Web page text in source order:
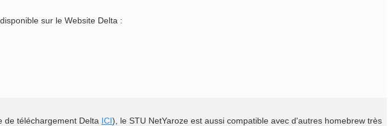
sur le Website Delta :
de téléchargement Delta ICI), le STU NetYaroze est aussi compatible avec d'autres homebrew très